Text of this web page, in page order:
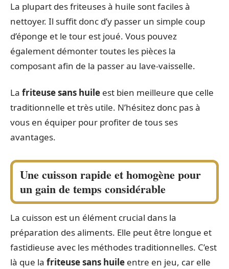
La plupart des friteuses à huile sont faciles à
nettoyer. Il suffit donc d’y passer un simple coup
d’éponge et le tour est joué. Vous pouvez
également démonter toutes les pièces la
composant afin de la passer au lave-vaisselle.
La friteuse sans huile est bien meilleure que celle
traditionnelle et très utile. N’hésitez donc pas à
vous en équiper pour profiter de tous ses
avantages.
Une cuisson rapide et homogène pour
un gain de temps considérable
La cuisson est un élément crucial dans la
préparation des aliments. Elle peut être longue et
fastidieuse avec les méthodes traditionnelles. C’est
là que la friteuse sans huile entre en jeu, car elle